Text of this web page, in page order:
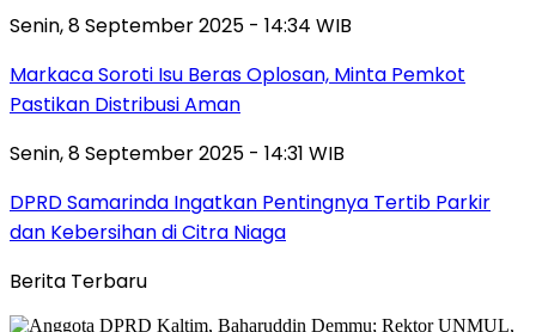
Senin, 8 September 2025 - 14:34 WIB
Markaca Soroti Isu Beras Oplosan, Minta Pemkot
Pastikan Distribusi Aman
Senin, 8 September 2025 - 14:31 WIB
DPRD Samarinda Ingatkan Pentingnya Tertib Parkir
dan Kebersihan di Citra Niaga
Berita Terbaru